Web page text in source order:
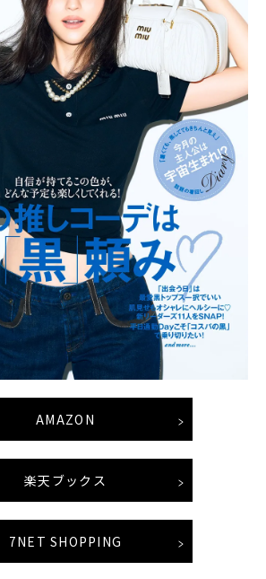
AMAZON
楽天ブックス
7NET SHOPPING